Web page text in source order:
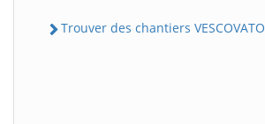
Trouver des chantiers VESCOVATO